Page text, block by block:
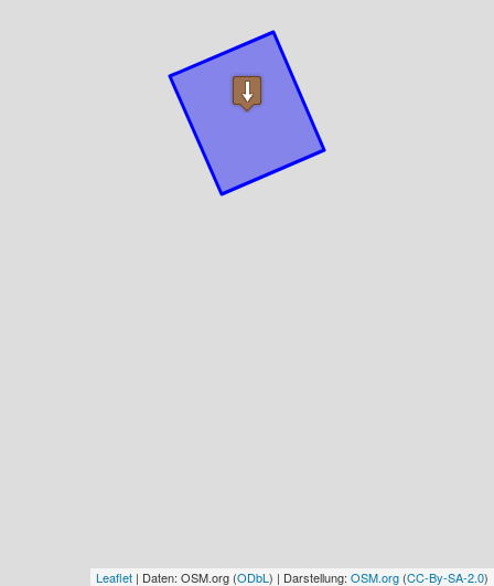
Leaflet | Daten: OSM.org (ODbL ) | Darstellung: OSM.org (CC-By-SA-2.0)